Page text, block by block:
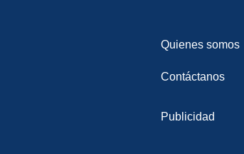
Quienes somos
Contáctanos
Publicidad